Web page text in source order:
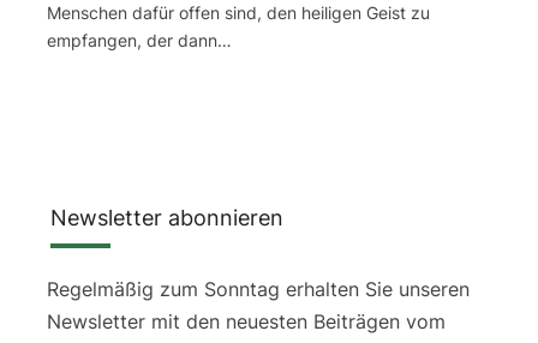
Menschen dafür offen sind, den heiligen Geist zu
empfangen, der dann…
Newsletter abonnieren
Regelmäßig zum Sonntag erhalten Sie unseren
Newsletter mit den neuesten Beiträgen vom